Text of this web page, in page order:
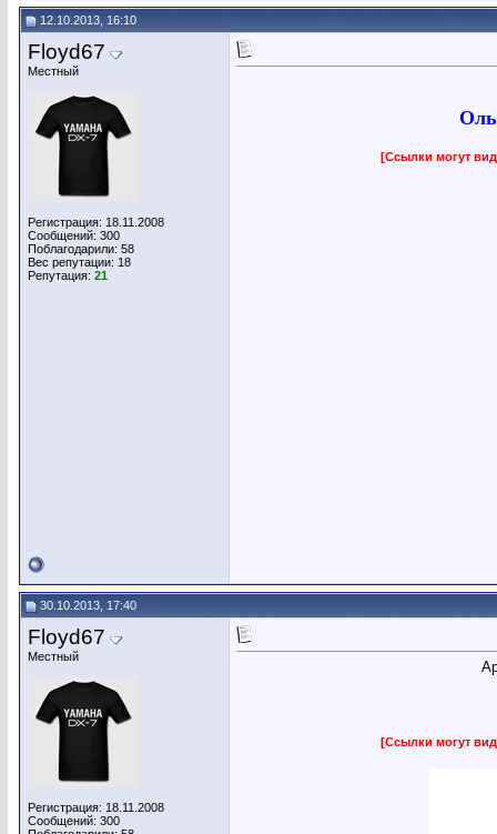
12.10.2013, 16:10
Floyd67
Местный
Регистрация: 18.11.2008
Сообщений: 300
Поблагодарили: 58
Вес репутации: 18
Репутация: 21
[Ссылки могут
30.10.2013, 17:40
Floyd67
Местный
Регистрация: 18.11.2008
Сообщений: 300
[Ссылки могут